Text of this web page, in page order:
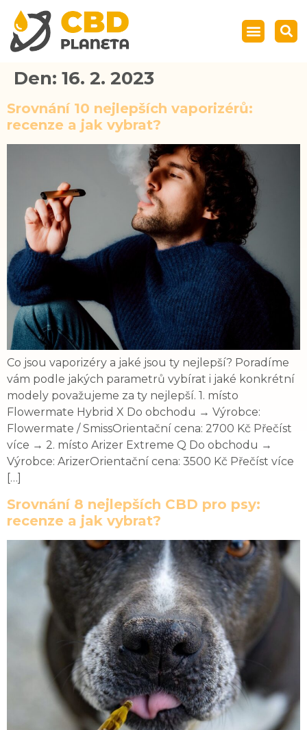
Den: 16. 2. 2023
Srovnání 10 nejlepších vaporizérů:
recenze a jak vybrat?
Co jsou vaporizéry a jaké jsou ty nejlepší? Poradíme
vám podle jakých parametrů vybírat i jaké konkrétní
modely považujeme za ty nejlepší. 1. místo
Flowermate Hybrid X Do obchodu → Výrobce:
Flowermate / SmissOrientační cena: 2700 Kč Přečíst
více → 2. místo Arizer Extreme Q Do obchodu →
Výrobce: ArizerOrientační cena: 3500 Kč Přečíst více
[…]
Srovnání 8 nejlepších CBD pro psy:
recenze a jak vybrat?